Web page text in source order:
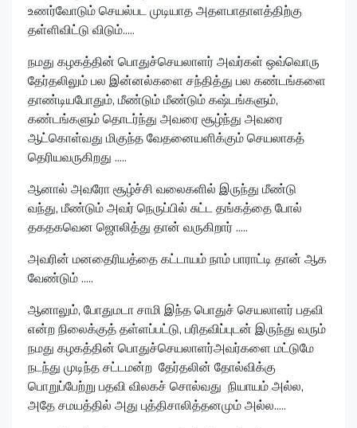
உணர்வோடும் செயல்பட முடியாத அதளபாதாளத்திற்கு
தள்ளிவிட்டு விடும்.....
நமது கழகத்தின் பொதுச்செயலாளர் அவர்கள் ஒவ்வொரு
தேர்தலிலும் பல இன்னல்களை சந்தித்து பல கண்டங்களை
தாண்டியபோதும், மீண்டும் மீண்டும் கஷ்டங்களும்,
கண்டங்களும் தொடர்ந்து அவரை சூழ்ந்து அவரை
ஆட்கொள்வது மிகுந்த வேதனையளிக்கும் செயலாகத்
தெரியவருகிறது .....
ஆனால் அவரோ சூழ்ச்சி வலைகளில் இருந்து மீண்டு
வந்து, மீண்டும் அவர் நெருப்பில் சுட்ட தங்கத்தை போல்
தகதகவென ஜொலித்து தான் வருகிறார் .....
அவரின் மனதைரியத்தை கட்டாயம் நாம் பாராட்டி தான் ஆக
வேண்டும் .....
ஆனாலும், போதுமடா சாமி இந்த பொதுச் செயலாளர் பதவி
என்ற நிலைக்குத் தள்ளப்பட்டு, பரிதவிப்புடன் இருந்து வரும்
நமது கழகத்தின் பொதுச்செயலாளர்அவர்களை மட்டுமே
நடந்து முடிந்த சட்டமன்ற தேர்தலின் தோல்விக்கு
பொறுப்பேற்று பதவி விலகச் சொல்வது நியாயம் அல்ல,
அதே சமயத்தில் அது புத்திசாலித்தனமும் அல்ல.....